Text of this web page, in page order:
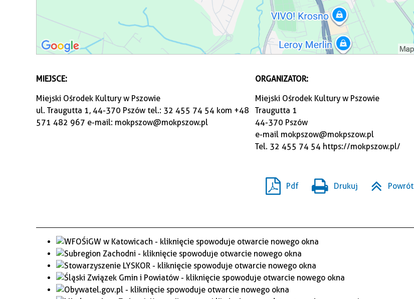
MIEJSCE:
Miejski Ośrodek Kultury w Pszowie
ul. Traugutta 1, 44-370 Pszów tel.: 32 455 74 54 kom +48
571 482 967 e-mail: mokpszow@mokpszow.pl
ORGANIZATOR:
Miejski Ośrodek Kultury w Pszowie
Traugutta 1
44-370 Pszów
e-mail mokpszow@mokpszow.pl
Tel. 32 455 74 54 https://mokpszow.pl/
Pdf Drukuj Powrót